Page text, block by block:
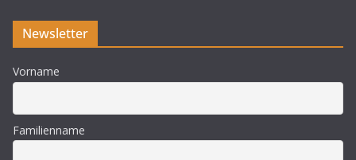
Newsletter
Vorname
Familienname